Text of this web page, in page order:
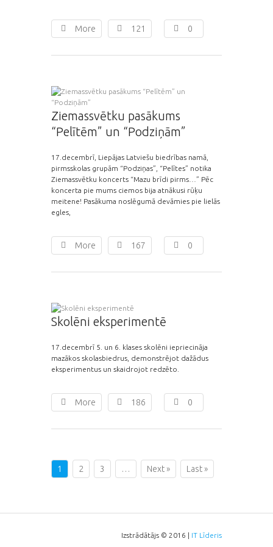
More 121 0
Ziemassvētku pasākums
“Pelītēm” un “Podziņām”
17.decembrī, Liepājas Latviešu biedrības namā,
pirmsskolas grupām “Podziņas”, “Pelītes” notika
Ziemassvētku koncerts “Mazu brīdi pirms…” Pēc
koncerta pie mums ciemos bija atnākusi rūķu
meitene! Pasākuma noslēgumā devāmies pie lielās
egles,
More 167 0
Skolēni eksperimentē
17.decembrī 5. un 6. klases skolēni iepriecināja
mazākos skolasbiedrus, demonstrējot dažādus
eksperimentus un skaidrojot redzēto.
More 186 0
1 2 3 … Next » Last »
Izstrādātājs © 2016 | IT Līderis